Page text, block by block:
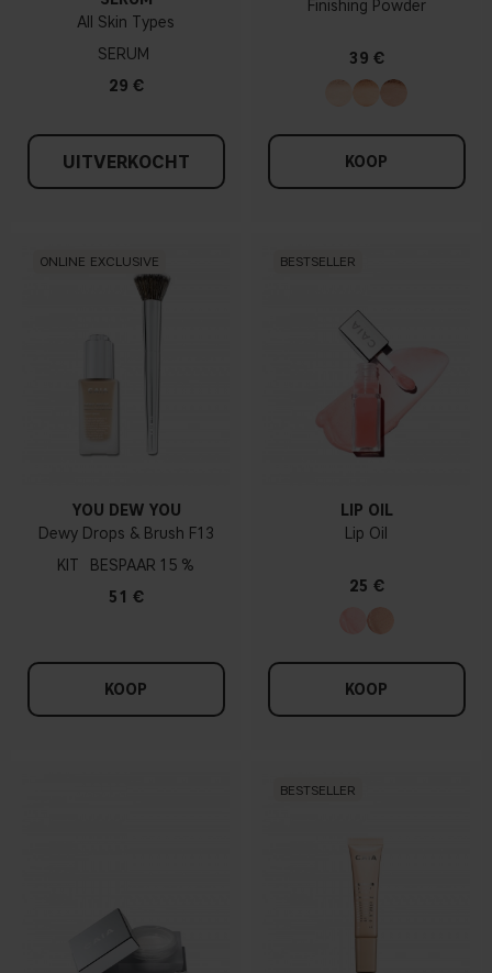
All Skin Types
SERUM
29 €
UITVERKOCHT
Finishing Powder
39 €
KOOP
ONLINE EXCLUSIVE
YOU DEW YOU
Dewy Drops & Brush F13
KIT
15 %
51 €
KOOP
BESTSELLER
LIP OIL
Lip Oil
25 €
KOOP
BESTSELLER